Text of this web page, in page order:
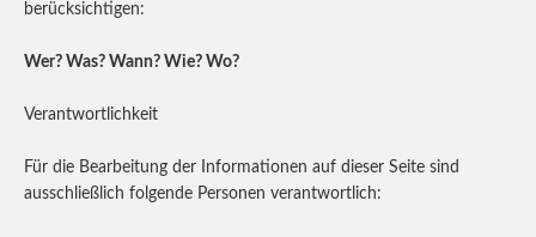
berücksichtigen:
Wer? Was? Wann? Wie? Wo?
Verantwortlichkeit
Für die Bearbeitung der Informationen auf dieser Seite sind
ausschließlich folgende Personen verantwortlich: